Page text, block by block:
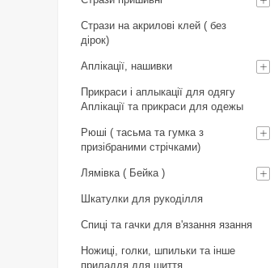
Стрази на акрилові клей ( без
дірок)
Аплікації, нашивки
Прикраси і аплыкації для одягу
Аплікації та прикраси для одежы
Рюші ( тасьма та гумка з
призібраними стрічками)
Лямівка ( Бейка )
Шкатулки для рукоділля
Спиці та гачки для в'язання язання
Ножиці, голки, шпильки та інше
приладдя для шиття